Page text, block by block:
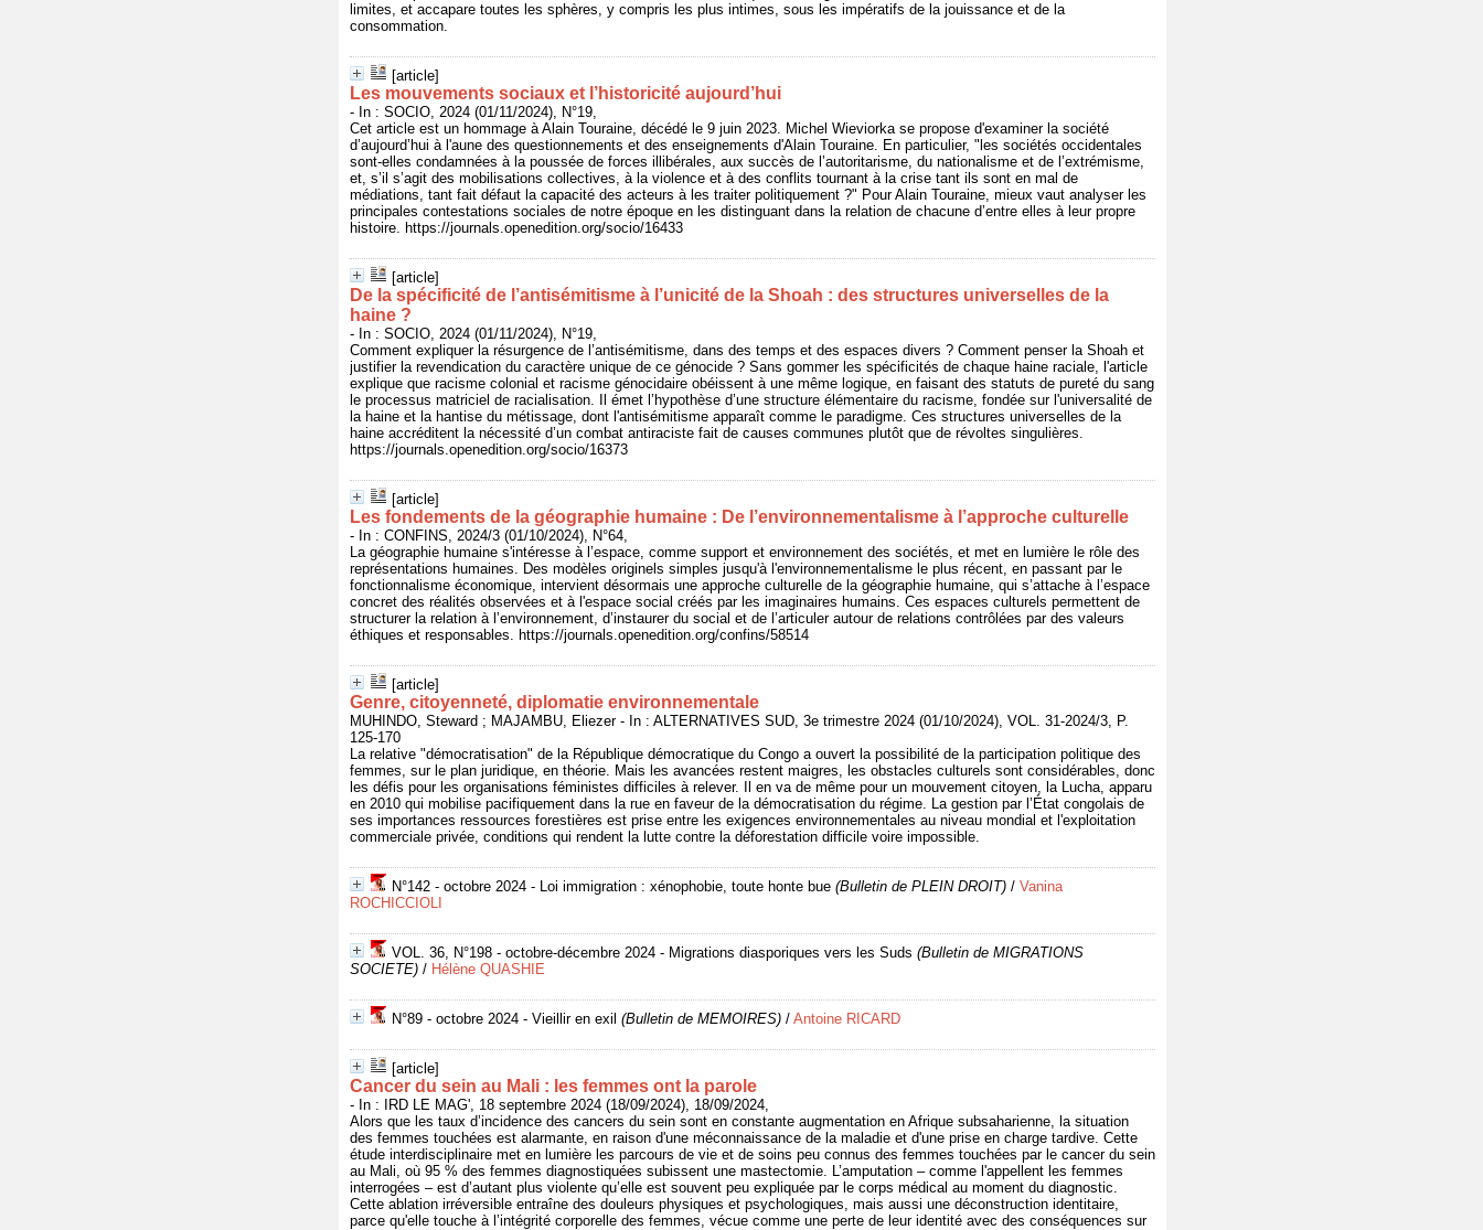
limites, et accapare toutes les sphères, y compris les plus intimes, sous les impératifs de la jouissance et de la
consommation.
[article]
Les mouvements sociaux et l’historicité aujourd’hui
- In : SOCIO, 2024 (01/11/2024), N°19,
Cet article est un hommage à Alain Touraine, décédé le 9 juin 2023. Michel Wieviorka se propose d'examiner la société
d’aujourd’hui à l'aune des questionnements et des enseignements d'Alain Touraine. En particulier, "les sociétés occidentales
sont-elles condamnées à la poussée de forces illibérales, aux succès de l’autoritarisme, du nationalisme et de l’extrémisme,
et, s’il s’agit des mobilisations collectives, à la violence et à des conflits tournant à la crise tant ils sont en mal de
médiations, tant fait défaut la capacité des acteurs à les traiter politiquement ?" Pour Alain Touraine, mieux vaut analyser les
principales contestations sociales de notre époque en les distinguant dans la relation de chacune d’entre elles à leur propre
histoire. https://journals.openedition.org/socio/16433
[article]
De la spécificité de l’antisémitisme à l’unicité de la Shoah : des structures universelles de la
haine ?
- In : SOCIO, 2024 (01/11/2024), N°19,
Comment expliquer la résurgence de l’antisémitisme, dans des temps et des espaces divers ? Comment penser la Shoah et
justifier la revendication du caractère unique de ce génocide ? Sans gommer les spécificités de chaque haine raciale, l'article
explique que racisme colonial et racisme génocidaire obéissent à une même logique, en faisant des statuts de pureté du sang
le processus matriciel de racialisation. Il émet l’hypothèse d’une structure élémentaire du racisme, fondée sur l'universalité de
la haine et la hantise du métissage, dont l'antisémitisme apparaît comme le paradigme. Ces structures universelles de la
haine accréditent la nécessité d’un combat antiraciste fait de causes communes plutôt que de révoltes singulières.
https://journals.openedition.org/socio/16373
[article]
Les fondements de la géographie humaine : De l’environnementalisme à l’approche culturelle
- In : CONFINS, 2024/3 (01/10/2024), N°64,
La géographie humaine s'intéresse à l’espace, comme support et environnement des sociétés, et met en lumière le rôle des
représentations humaines. Des modèles originels simples jusqu'à l'environnementalisme le plus récent, en passant par le
fonctionnalisme économique, intervient désormais une approche culturelle de la géographie humaine, qui s’attache à l’espace
concret des réalités observées et à l'espace social créés par les imaginaires humains. Ces espaces culturels permettent de
structurer la relation à l’environnement, d’instaurer du social et de l’articuler autour de relations contrôlées par des valeurs
éthiques et responsables. https://journals.openedition.org/confins/58514
[article]
Genre, citoyenneté, diplomatie environnementale
MUHINDO, Steward ; MAJAMBU, Eliezer - In : ALTERNATIVES SUD, 3e trimestre 2024 (01/10/2024), VOL. 31-2024/3, P.
125-170
La relative "démocratisation" de la République démocratique du Congo a ouvert la possibilité de la participation politique des
femmes, sur le plan juridique, en théorie. Mais les avancées restent maigres, les obstacles culturels sont considérables, donc
les défis pour les organisations féministes difficiles à relever. Il en va de même pour un mouvement citoyen, la Lucha, apparu
en 2010 qui mobilise pacifiquement dans la rue en faveur de la démocratisation du régime. La gestion par l’État congolais de
ses importances ressources forestières est prise entre les exigences environnementales au niveau mondial et l'exploitation
commerciale privée, conditions qui rendent la lutte contre la déforestation difficile voire impossible.
N°142 - octobre 2024 - Loi immigration : xénophobie, toute honte bue (Bulletin de PLEIN DROIT) / Vanina
ROCHICCIOLI
VOL. 36, N°198 - octobre-décembre 2024 - Migrations diasporiques vers les Suds (Bulletin de MIGRATIONS
SOCIETE) / Hélène QUASHIE
N°89 - octobre 2024 - Vieillir en exil (Bulletin de MEMOIRES) / Antoine RICARD
[article]
Cancer du sein au Mali : les femmes ont la parole
- In : IRD LE MAG', 18 septembre 2024 (18/09/2024), 18/09/2024,
Alors que les taux d’incidence des cancers du sein sont en constante augmentation en Afrique subsaharienne, la situation
des femmes touchées est alarmante, en raison d'une méconnaissance de la maladie et d'une prise en charge tardive. Cette
étude interdisciplinaire met en lumière les parcours de vie et de soins peu connus des femmes touchées par le cancer du sein
au Mali, où 95 % des femmes diagnostiquées subissent une mastectomie. L’amputation – comme l'appellent les femmes
interrogées – est d’autant plus violente qu’elle est souvent peu expliquée par le corps médical au moment du diagnostic.
Cette ablation irréversible entraîne des douleurs physiques et psychologiques, mais aussi une déconstruction identitaire,
parce qu'elle touche à l’intégrité corporelle des femmes, vécue comme une perte de leur identité avec des conséquences sur